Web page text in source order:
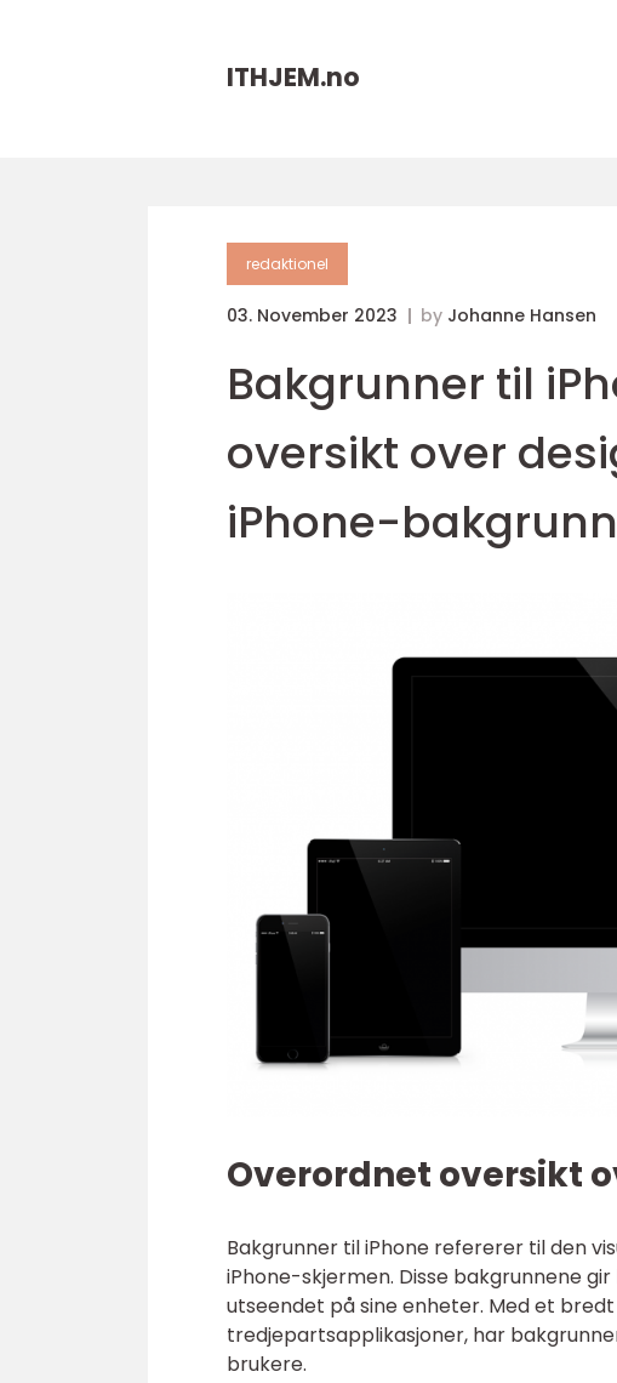
ITHJEM.no
redaktionel
03. November 2023 by Johanne Hansen
Bakgrunner til
oversikt over
iPhone-
Overordnet oversikt
Bakgrunner til iPhone refererer til den
iPhone-skjermen. Disse bakgrunnene
utseendet på sine enheter. Med et
tredjepartsapplikasjoner, har
brukere.